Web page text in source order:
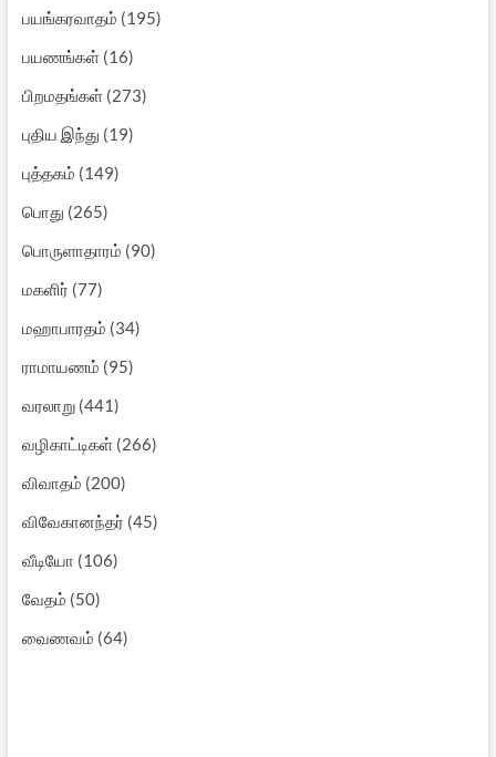
பயங்கரவாதம் (195)
பயணங்கள்(16)
பிறமதங்கள்(273)
புதிய இந்து (19)
புத்தகம் (149)
பொது (265)
பொருளாதாரம் (90)
மகளிர் (77)
மஹாபாரதம் (34)
ராமாயணம் (95)
வரலாறு(441)
வழிகாட்டிகள்(266)
விவாதம் (200)
விவேகானந்தர் (45)
வீடியோ (106)
வேதம் (50)
வைணவம் (64)